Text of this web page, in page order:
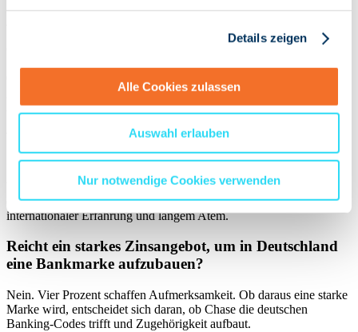
Details zeigen
Alle Cookies zulassen
Auswahl erlauben
Nur notwendige Cookies verwenden
Was bedeutet der Deutschlandstart von Chase für
global extrem finanzstarker Angreifer mit einer einfachen
Zinsbotschaft in den deutschen Markt geht.
Warum ist JPMorgan für den Markteintritt von
Chase so wichtig?
Weil Chase nicht wie ein klassisches Fintech bei null startet. Hinter
der Marke steht JPMorgan mit enormer finanzieller Kraft,
internationaler Erfahrung und langem Atem.
Reicht ein starkes Zinsangebot, um in Deutschland
eine Bankmarke aufzubauen?
Nein. Vier Prozent schaffen Aufmerksamkeit. Ob daraus eine starke
Marke wird, entscheidet sich daran, ob Chase die deutschen
Banking-Codes trifft und Zugehörigkeit aufbaut.